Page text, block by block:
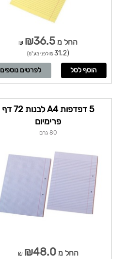
החל מ ₪36.5
₪
(31.2 ₪ לפני מע"מ)
לפרטים נוספים
5 דפדפות A4 לבנות 72 דף
פרימיום
80 גרם
החל מ₪48.0
₪